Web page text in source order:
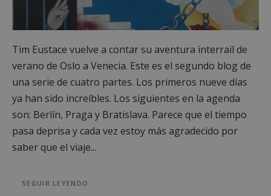
Tim Eustace vuelve a contar su aventura interrail de
verano de Oslo a Venecia. Este es el segundo blog de
una serie de cuatro partes. Los primeros nueve días
ya han sido increíbles. Los siguientes en la agenda
son: Berlín, Praga y Bratislava. Parece que el tiempo
pasa deprisa y cada vez estoy más agradecido por
saber que el viaje...
SEGUIR LEYENDO